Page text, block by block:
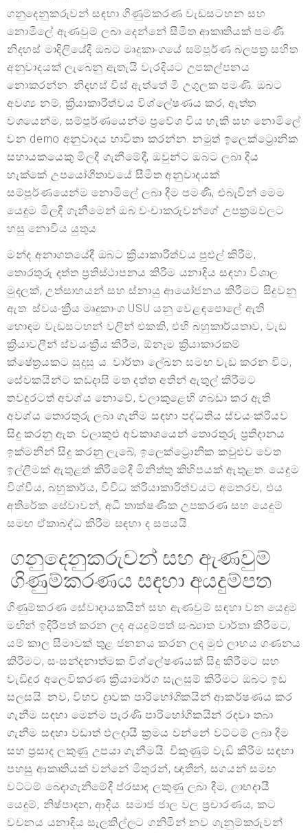
ගනුදෙනුකරුවන් සඳහා ගිණුම්කරණ වැඩසටහන සහ
නොමිලේ ඇණවුම් ලබා දෙන්නේ සීමිත ආකෘතියක් පමණි.
නිදහස් මාදිලියේදී ඔබට මෘදුකාංගයේ සම්පූර්ණ බලපත්‍ර සහිත
අනුවාදයක් ලැබෙනු ඇතැයි වැරදියට උපකල්පනය
නොකරන්න. නිදහස් චීස් ඇත්තේ මී උගුලක පමණි. ඔබට
අවශ්‍ය නම්, ක්‍රියාකාරීත්වය විශ්ලේෂණය කර, ඇත්ත
වශයෙන්ම, සම්පූර්ණයෙන්ම ප්‍රවේශ විය හැකි සහ නොමිලේ
වන demo අනුවාදය භාවිතා කරන්න. නමුත් ඉලෙක්ට්‍රොනික
සහායකයෙකු මිලදී ගැනීමේදී, ඔවුන්ට ඔබට ලබා දිය
හැක්කේ උපයෝගීතාවයේ සීමිත අනුවාදයක්
සම්පූර්ණයෙන්ම නොමිලේ ලබා දීම පමණි, එබැවින් මෙම
යෙදුම මිලදී ගැනීමෙන් ඔබ වංචාකරුවන්ගේ උපක්‍රමවලට
හසු නොවිය යුතුය.
මන්ද අනාගතයේදී ඔබට ක්‍රියාකාරීත්වය පුළුල් කිරීම,
තොරතුරු දත්ත ප්‍රතිස්ථාපනය කිරීම යනාදිය සඳහා විශාල
මුදලක්, උත්සාහයන් සහ ස්නායු ආයෝජනය කිරීමට සිදුවනු
ඇත. ස්වයංක්‍රීය මෘදුකාංග USU යනු වෙළඳපොලේ ඇති
හොඳම වැඩසටහන් වලින් එකකි, එහි බහුකාර්යතාව, වැඩ
ක්‍රියාවලීන් ස්වයංක්‍රීය කිරීම, ඕනෑම ක්‍රියාකාරකම්
ක්ෂේත්‍රයකට සුදුසු ය. වාර්තා ලේඛන සමඟ වැඩ කරන විට,
සේවකයින්ට කඩදාසි මත දත්ත අතින් ඇතුල් කිරීමට
තවදුරටත් අවශ්ය නොවේ, වලාකුළෙහි ගබඩා කර ඇති
අවශ්ය තොරතුරු ලබා ගැනීම සඳහා පද්ධතිය ස්වයංක්රීයව
සිදු කරනු ඇත. වලාකුළු අවකාශයෙන් තොරතුරු ප්‍රතිදානය
ඉක්මනින් සිදු කරනු ලැබේ, ඉලෙක්ට්‍රොනික කවුළුව වෙත
ඉල්ලීමක් ඇතුළත් කිරීමේදී මිනිත්තු කිහිපයක් ඇතුළත. යෙදුම
විශ්වීය, බහුකාර්ය, විවිධ ක්රියාකාරිත්වයට අමතරව, එය
අතිරේක සේවාවන්, අධි තාක්ෂණික උපකරණ සහ යෙදුම්
සමඟ ඒකාබද්ධ කිරීම සඳහා ද සපයයි.
ගනුදෙනුකරුවන් සහ ඇණවුම්
ගිණුම්කරණය සඳහා අයදුම්පත
ගිණුම්කරණ සේවාදායකයින් සහ ඇණවුම් සඳහා වන යෙදුම
මඟින් ඉදිරිපත් කරන ලද අයදුම්පත් සංඛ්‍යාත වාර්තා කිරීමට,
යම් කාල සීමාවක් තුළ ජනනය කරන ලද මුළු ලාභය ගණනය
කිරීමට, සංසන්දනාත්මක විශ්ලේෂණයක් සිදු කිරීමට සහ
වැඩිදුර අලෙවිකරණ ක්‍රියාමාර්ග සැලසුම් කිරීමට ඔබට ඉඩ
සලසයි. නව, විභව ද්‍රාවක පාරිභෝගිකයින් ආකර්ෂණය කර
ගැනීම සඳහා මෙන්ම පැරණි පාරිභෝගිකයින් රඳවා තබා
ගැනීම සඳහා වඩාත් ඵලදායී ක්‍රමය වන්නේ වට්ටම් ලබා දීම
සහ ප්‍රසාද ලකුණු උපයා ගැනීමයි. විකුණුම් වැඩි කිරීම සඳහා
පහසු ආකෘතියක් වන්නේ මිතුරන්, ඥාතීන්, සගයන් සමඟ
වට්ටම් බෙදාගැනීමේදී ප්රසාද ලකුණු ලබා දීම, ලාභදායී
යෙදුම්, නිෂ්පාදන, ආදිය. සමාජ ජාල වල ප්‍රචාරණය, කට
වචනය යනාදිය සැලකිල්ලට ගනිමින් නව ගැනුම්කරුවන්